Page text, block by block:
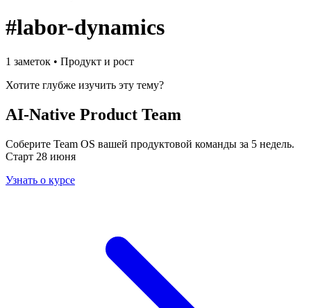
#labor-dynamics
1 заметок • Продукт и рост
Хотите глубже изучить эту тему?
AI-Native Product Team
Соберите Team OS вашей продуктовой команды за 5 недель.
Старт 28 июня
Узнать о курсе